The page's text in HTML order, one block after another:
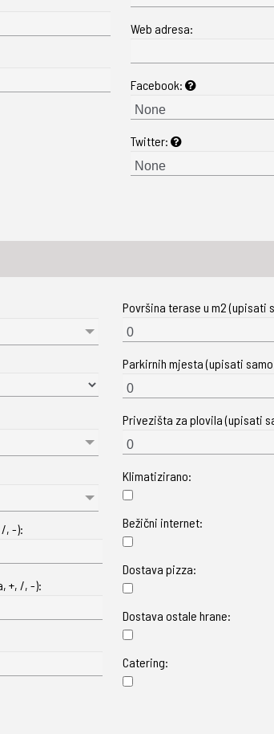
Web adresa:
Facebook:
Twitter:
, -):
+, /, -):
Površina terase u m2 (upisati
Parkirnih mjesta (upisati
Privezišta za plovila (upisati
Klimatizirano:
Bežični internet:
Dostava pizza:
Dostava ostale hrane:
Catering: